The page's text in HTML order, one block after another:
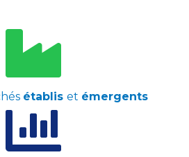
établis et émergents